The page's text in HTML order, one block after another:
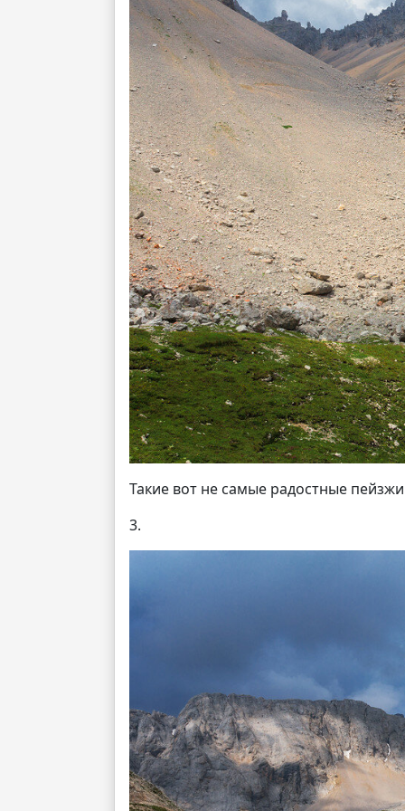
Такие вот не самые радостные
3.